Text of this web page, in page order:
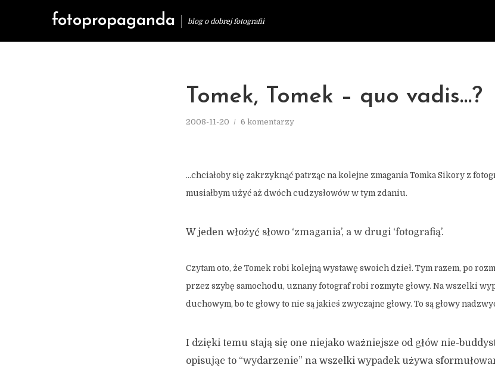
fotopropaganda blog o dobrej fotografii
Tomek, Tomek – quo vadis…?
2008-11-20 6 komentarzy
…chciałoby się zakrzyknąć patrząc na kolejne zmagania Tomka Sikory z
musiałbym użyć aż dwóch cudzysłowów w tym zdaniu.
W jeden włożyć słowo ‘zmagania’, a w drugi ‘fotografią’.
Czytam oto, że Tomek robi kolejną wystawę swoich dzieł. Tym razem, po
przez szybę samochodu, uznany fotograf robi rozmyte głowy. Na wszelki
duchowym, bo te głowy to nie są jakieś zwyczajne głowy. To są głowy
I dzięki temu stają się one niejako ważniejsze od głów nie-
opisując to “wydarzenie” na wszelki wypadek używa